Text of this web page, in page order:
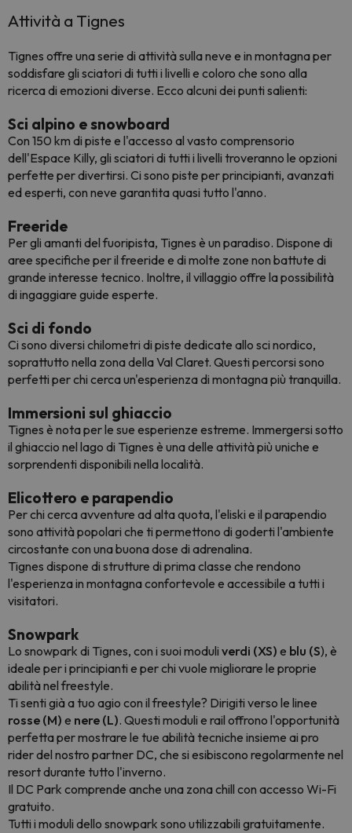
Attività a Tignes
Tignes offre una serie di attività sulla neve e in montagna per
soddisfare gli sciatori di tutti i livelli e coloro che sono alla
ricerca di emozioni diverse. Ecco alcuni dei punti salienti:
Sci alpino e snowboard
Con 150 km di piste e l'accesso al vasto comprensorio
dell'Espace Killy, gli sciatori di tutti i livelli troveranno le opzioni
perfette per divertirsi. Ci sono piste per principianti, avanzati
ed esperti, con neve garantita quasi tutto l'anno.
Freeride
Per gli amanti del fuoripista, Tignes è un paradiso. Dispone di
aree specifiche per il freeride e di molte zone non battute di
grande interesse tecnico. Inoltre, il villaggio offre la possibilità
di ingaggiare guide esperte.
Sci di fondo
Ci sono diversi chilometri di piste dedicate allo sci nordico,
soprattutto nella zona della Val Claret. Questi percorsi sono
perfetti per chi cerca un'esperienza di montagna più tranquilla.
Immersioni sul ghiaccio
Tignes è nota per le sue esperienze estreme. Immergersi sotto
il ghiaccio nel lago di Tignes è una delle attività più uniche e
sorprendenti disponibili nella località.
Elicottero e parapendio
Per chi cerca avventure ad alta quota, l'eliski e il parapendio
sono attività popolari che ti permettono di goderti l'ambiente
circostante con una buona dose di adrenalina.
Tignes dispone di strutture di prima classe che rendono
l'esperienza in montagna confortevole e accessibile a tutti i
visitatori.
Snowpark
Lo snowpark di Tignes, con i suoi moduli verdi (XS) e blu (S), è
ideale per i principianti e per chi vuole migliorare le proprie
abilità nel freestyle.
Ti senti già a tuo agio con il freestyle? Dirigiti verso le linee
rosse (M) e nere (L). Questi moduli e rail offrono l'opportunità
perfetta per mostrare le tue abilità tecniche insieme ai pro
rider del nostro partner DC, che si esibiscono regolarmente nel
resort durante tutto l'inverno.
Il DC Park comprende anche una zona chill con accesso Wi-Fi
gratuito.
Tutti i moduli dello snowpark sono utilizzabili gratuitamente.